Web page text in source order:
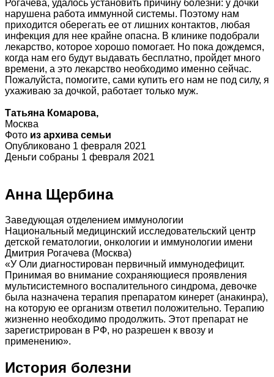
Рогачева, удалось установить причину болезни: у дочки
нарушена работа иммунной системы. Поэтому нам
приходится оберегать ее от лишних контактов, любая
инфекция для нее крайне опасна. В клинике подобрали
лекарство, которое хорошо помогает. Но пока дождемся,
когда нам его будут выдавать бесплатно, пройдет много
времени, а это лекарство необходимо именно сейчас.
Пожалуйста, помогите, сами купить его нам не под силу, я
ухаживаю за дочкой, работает только муж.
Татьяна Комарова,
Москва
Фото из архива семьи
Опубликовано 1 февраля 2021
Деньги собраны 1 февраля 2021
Анна Щербина
Заведующая отделением иммунологии
Национальный медицинский исследовательский центр
детской гематологии, онкологии и иммунологии имени
Дмитрия Рогачева (Москва)
«У Оли диагностирован первичный иммунодефицит.
Принимая во внимание сохраняющиеся проявления
мультисистемного воспалительного синдрома, девочке
была назначена терапия препаратом кинерет (анакинра),
на которую ее организм ответил положительно. Терапию
жизненно необходимо продолжить. Этот препарат не
зарегистрирован в РФ, но разрешен к ввозу и
применению».
История болезни